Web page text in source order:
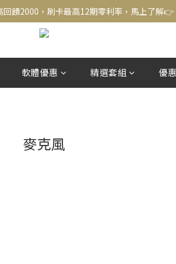
回饋2000，刷卡最高12期零利率，馬上了解👉
回饋2000，刷卡最高12期零利率，馬上了解👉
zingala銀角零卡分期，輕鬆打包
饋2000，刷卡最高12期零利率，馬上了解👉
軟體優惠 精選套組 優
麥克風